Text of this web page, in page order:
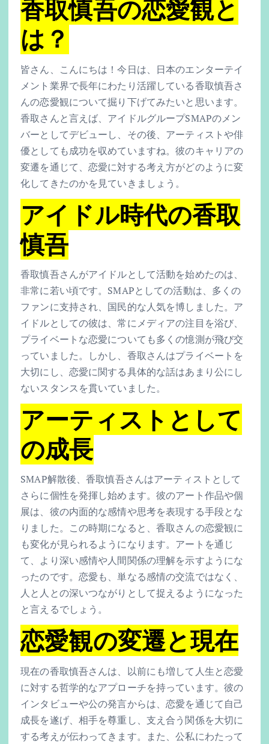
香取慎吾の恋愛観と
は？
皆さん、こんにちは！今日は、日本のエンターテイ
メント業界で長年にわたり活躍している香取慎吾さ
んの恋愛観について掘り下げてみたいと思います。
香取さんと言えば、アイドルグループSMAPのメン
バーとしてデビューし、その後、アーティストや俳
優としても成功を収めていますね。彼のキャリアの
変遷を通じて、恋愛に対する考え方がどのように変
化してきたのかを見ていきましょう。
アイドル時代の香取
慎吾
香取慎吾さんがアイドルとして活動を始めたのは、
非常に若い頃です。SMAPとしての活動は、多くの
ファンに支持され、国民的な人気を博しました。ア
イドルとしての彼は、常にメディアの注目を浴び、
プライベートな恋愛についても多くの憶測が飛び交
っていました。しかし、香取さんはプライベートを
大切にし、恋愛に関する具体的な話はあまり公にし
ないスタンスを貫いていました。
アーティストとして
の成長
SMAP解散後、香取慎吾さんはアーティストとして
さらに個性を発揮し始めます。彼のアート作品や個
展は、彼の内面的な感情や思考を表現する手段とな
りました。この時期になると、香取さんの恋愛観に
も変化が見られるようになります。アートを通じ
て、より深い感情や人間関係の理解を示すようにな
ったのです。恋愛も、単なる感情の交流ではなく、
人と人との深いつながりとして捉えるようになった
と言えるでしょう。
恋愛観の変遷と現在
現在の香取慎吾さんは、以前にも増して人生と恋愛
に対する哲学的なアプローチを持っています。彼の
インタビューや公の発言からは、恋愛を通じて自己
成長を遂げ、相手を尊重し、支え合う関係を大切に
する考えが伝わってきます。また、公私にわたって